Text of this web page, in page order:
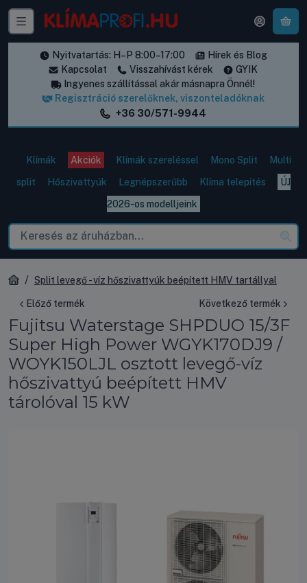
Nyitvatartás: H–P 8:00–17:00
Hírek és Blog
Kapcsolat
Visszahívást kérek
GYIK
Ingyenes szállítással akár másnapra Önnél!
Regisztráció szerelőknek, viszonteladóknak
+36 30/571-9944
Klímák Akciók Klímák szereléssel Mono Split
Multi
split
Hőszivattyúk Legnépszerűbb Klíma telepítés
ÚJ
2026-os modelljeink
Split levegő - víz hőszivattyúk beépített HMV tartállyal
Előző termék Következő termék
Fujitsu Waterstage SHPDUO 15/3F
Super High Power WGYK170DJ9 /
WOYK150LJL osztott levegő-víz
hőszivattyú beépített HMV
tárolóval 15 kW